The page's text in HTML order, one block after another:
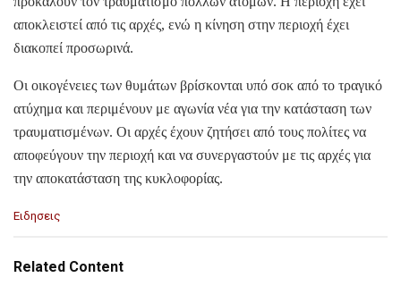
αποκλειστεί από τις αρχές, ενώ η κίνηση στην περιοχή έχει
διακοπεί προσωρινά.
Οι οικογένειες των θυμάτων βρίσκονται υπό σοκ από το τραγικό
ατύχημα και περιμένουν με αγωνία νέα για την κατάσταση των
τραυματισμένων. Οι αρχές έχουν ζητήσει από τους πολίτες να
αποφεύγουν την περιοχή και να συνεργαστούν με τις αρχές για
την αποκατάσταση της κυκλοφορίας.
C
e
Ειδησεις
Related Content